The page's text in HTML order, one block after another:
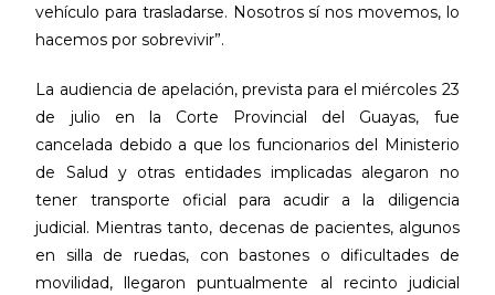
vehículo para trasladarse. Nosotros sí nos movemos, lo
hacemos por sobrevivir”.
La audiencia de apelación, prevista para el miércoles 23
de julio en la Corte Provincial del Guayas, fue
cancelada debido a que los funcionarios del Ministerio
de Salud y otras entidades implicadas alegaron no
tener transporte oficial para acudir a la diligencia
judicial. Mientras tanto, decenas de pacientes, algunos
en silla de ruedas, con bastones o dificultades de
movilidad, llegaron puntualmente al recinto judicial